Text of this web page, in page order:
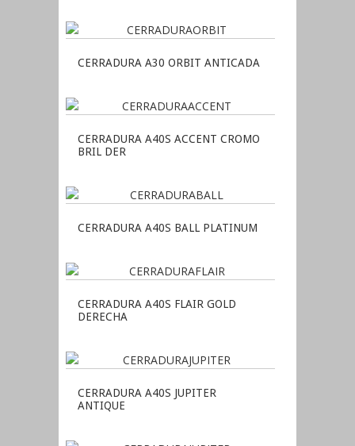
CERRADURA A30 ORBIT ANTICADA
CERRADURA A40S ACCENT CROMO
BRIL DER
CERRADURA A40S BALL PLATINUM
CERRADURA A40S FLAIR GOLD
DERECHA
CERRADURA A40S JUPITER
ANTIQUE